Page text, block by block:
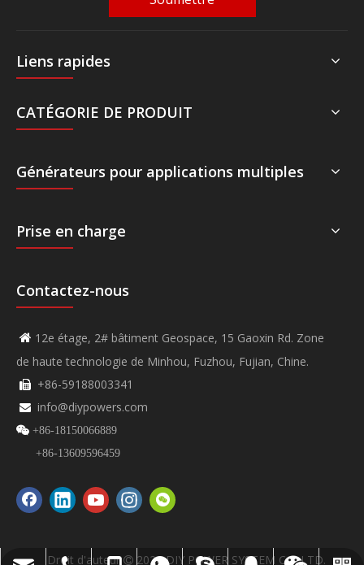
Liens rapides
CATÉGORIE DE PRODUIT
Générateurs pour applications multiples
Prise en charge
Contactez-nous
 12e étage, 2# bâtiment Geospace, 15 Gaoxin Rd. Zone
de haute technologie de Minhou, Fuzhou, Fujian, Chine.
 +86-59188003341
 info@diypowers.com
 +86-18150066889
+86-13609596459
Droit d'auteur 2026DIY POWER SYSTEM CO.,LTD.